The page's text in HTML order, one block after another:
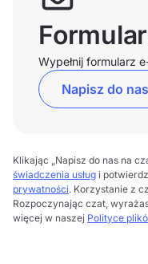
Wypełnij formularz
Napisz do nas
Klikając „Napisz do nas na
świadczenia usług i
prywatności. Korzystanie z
Rozpoczynając czat,
więcej w naszej Polityce